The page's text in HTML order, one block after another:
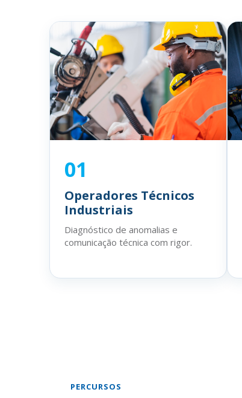
01
Operadores Técnicos
Industriais
Diagnóstico de anomalias e
comunicação técnica com rigor.
PERCURSOS